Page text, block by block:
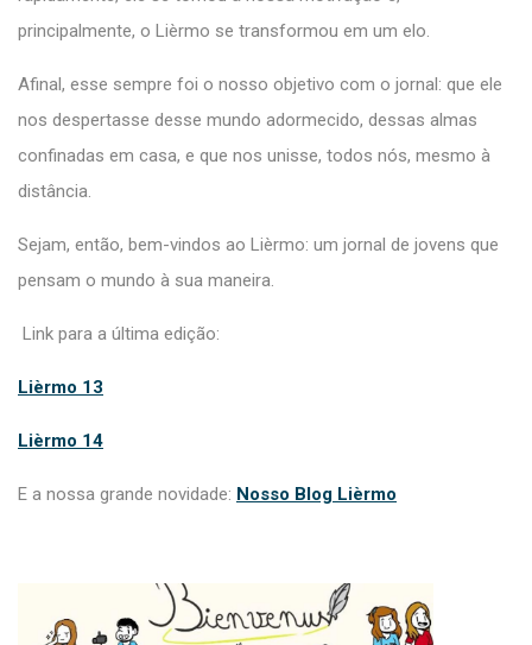
principalmente, o Lièrmo se transformou em um elo.
Afinal, esse sempre foi o nosso objetivo com o jornal: que ele
nos despertasse desse mundo adormecido, dessas almas
confinadas em casa, e que nos unisse, todos nós, mesmo à
distância.
Sejam, então, bem-vindos ao Lièrmo: um jornal de jovens que
pensam o mundo à sua maneira.
Link para a última edição:
Lièrmo 13
Lièrmo 14
E a nossa grande novidade: Nosso Blog Lièrmo